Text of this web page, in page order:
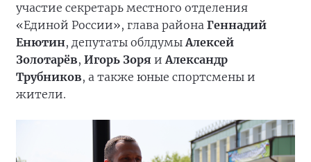
участие секретарь местного отделения
«Единой России», глава района Геннадий
Енютин, депутаты облдумыАлексей
Золотарёв, Игорь Зоря иАлександр
Трубников, а также юные спортсмены и
жители.